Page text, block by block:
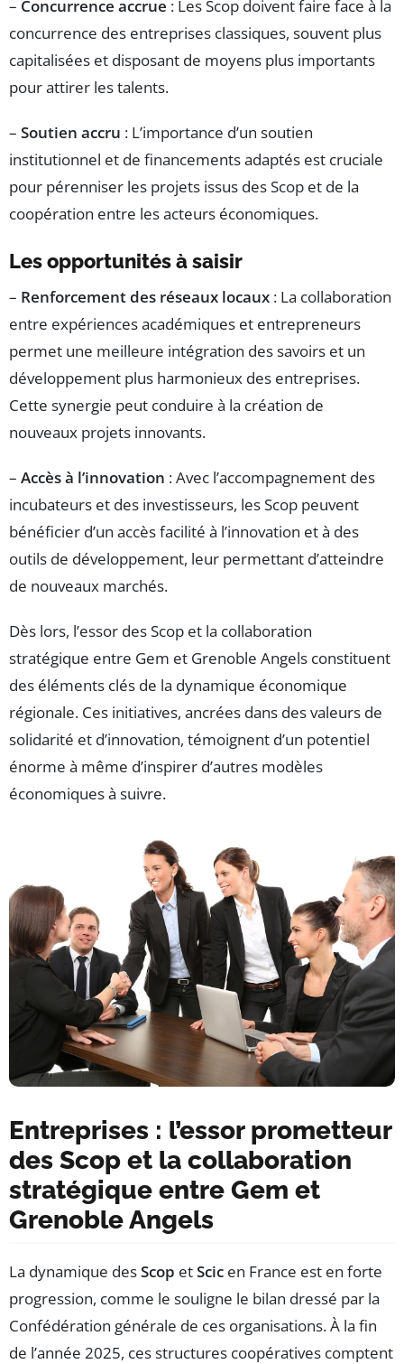
– Concurrence accrue : Les Scop doivent faire face à la
concurrence des entreprises classiques, souvent plus
capitalisées et disposant de moyens plus importants
pour attirer les talents.
– Soutien accru : L’importance d’un soutien
institutionnel et de financements adaptés est cruciale
pour pérenniser les projets issus des Scop et de la
coopération entre les acteurs économiques.
Les opportunités à saisir
– Renforcement des réseaux locaux : La collaboration
entre expériences académiques et entrepreneurs
permet une meilleure intégration des savoirs et un
développement plus harmonieux des entreprises.
Cette synergie peut conduire à la création de
nouveaux projets innovants.
– Accès à l’innovation : Avec l’accompagnement des
incubateurs et des investisseurs, les Scop peuvent
bénéficier d’un accès facilité à l’innovation et à des
outils de développement, leur permettant d’atteindre
de nouveaux marchés.
Dès lors, l’essor des Scop et la collaboration
stratégique entre Gem et Grenoble Angels constituent
des éléments clés de la dynamique économique
régionale. Ces initiatives, ancrées dans des valeurs de
solidarité et d’innovation, témoignent d’un potentiel
énorme à même d’inspirer d’autres modèles
économiques à suivre.
Entreprises : l’essor prometteur
des Scop et la collaboration
stratégique entre Gem et
Grenoble Angels
La dynamique desScop etScic en France est en forte
progression, comme le souligne le bilan dressé par la
Confédération générale de ces organisations. À la fin
de l’année 2025, ces structures coopératives comptent